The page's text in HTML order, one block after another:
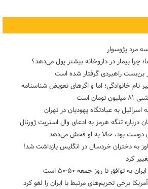
مرد پژوسوار
چرا بیمار در داروخانه بیشتر پول می‌دهد؟
بن‌بست راهبردی گرفتار شده است
نام خانوادگی؛ اما و اگرهای تعویض شناسنامه
است
درباره تنگه هرمز به ادعای وال استریت ژورنال
دوست بود، حالا به او فحش می‌دهد
به دختران خردسال در انگلیس بازداشت شد!
کرد
توافق تا روز جمعه ۵۰-۵۰ است
برخی تحریم‌های مرتبط با ایران را لغو کرد